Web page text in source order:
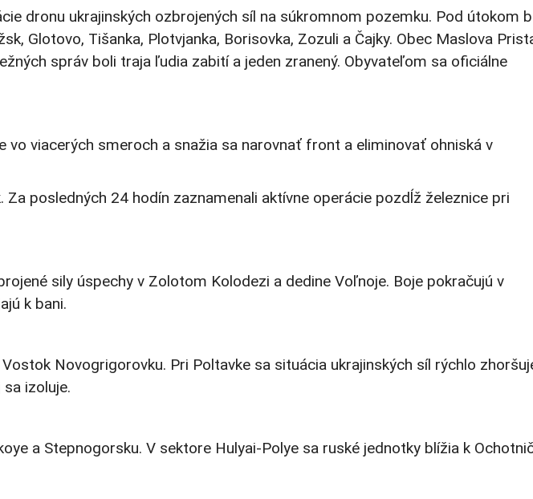
dronu ukrajinských ozbrojených síl na súkromnom pozemku. Pod útokom
Glotovo, Tišanka, Plotvjanka, Borisovka, Zozuli a Čajky. Obec Maslova
správ boli traja ľudia zabití a jeden zranený. Obyvateľom sa oficiálne
viacerých smeroch a snažia sa narovnať front a eliminovať ohniská v
posledných 24 hodín zaznamenali aktívne operácie pozdĺž železnice pri
sily úspechy v Zolotom Kolodezi a dedine Voľnoje. Boje pokračujú v
k bani.
Novogrigorovku. Pri Poltavke sa situácia ukrajinských síl rýchlo
izoluje.
a Stepnogorsku. V sektore Hulyai-Polye sa ruské jednotky blížia k